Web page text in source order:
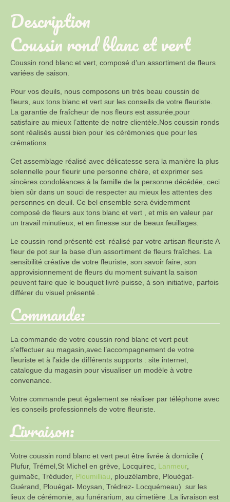
Description
Coussin rond blanc et vert
Coussin rond blanc et vert, composé d’un assortiment de fleurs
variées de saison.
Pour vos deuils, nous composons un très beau coussin de
fleurs, aux tons blanc et vert sur les conseils de votre fleuriste.
La garantie de fraîcheur de nos fleurs est assurée,pour
satisfaire au mieux l’attente de notre clientèle.Nos coussin ronds
sont réalisés aussi bien pour les cérémonies que pour les
crémations.
Cet assemblage réalisé avec délicatesse sera la manière la plus
solennelle pour fleurir une personne chère, et exprimer ses
sincères condoléances à la famille de la personne décédée, ceci
bien sûr dans un souci de respecter au mieux les attentes des
personnes en deuil. Ce bel ensemble sera évidemment
composé de fleurs aux tons blanc et vert , et mis en valeur par
un travail minutieux, et en finesse sur de beaux feuillages.
Le coussin rond présenté est réalisé par votre artisan fleuriste A
fleur de pot sur la base d’un assortiment de fleurs fraîches. La
sensibilité créative de votre fleuriste, son savoir faire, son
approvisionnement de fleurs du moment suivant la saison
peuvent faire que le bouquet livré puisse, à son initiative, parfois
différer du visuel présenté .
Commande:
La commande de votre coussin rond blanc et vert peut
s’effectuer au magasin,avec l’accompagnement de votre
fleuriste et à l’aide de différents supports : site internet,
catalogue du magasin pour visualiser un modèle à votre
convenance.
Votre commande peut également se réaliser par téléphone avec
les conseils professionnels de votre fleuriste.
Livraison:
Votre coussin rond blanc et vert peut être livrée à domicile (
Plufur, Trémel,St Michel en grève, Locquirec, Lanmeur,
guimaëc, Tréduder, Ploumilliau , plouzélambre, Plouégat-
Guérand, Plouégat- Moysan, Trédrez- Locquémeau) sur les
lieux de cérémonie, au funérarium, au cimetière .La livraison est